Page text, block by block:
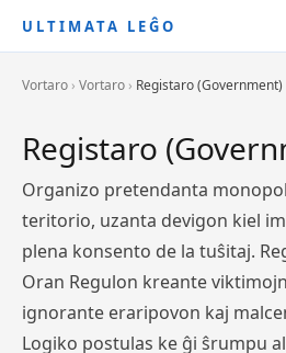
ULTIMATA LEĜO
Vortaro › Vortaro › Registaro (Government)
Registaro
Organizo pretendanta
teritorio, uzanta devigon kiel
plena konsento de la tuŝitaj.
Oran Regulon kreante
ignorante eraripovon kaj
Logiko postulas ke ĝi ŝrumpu